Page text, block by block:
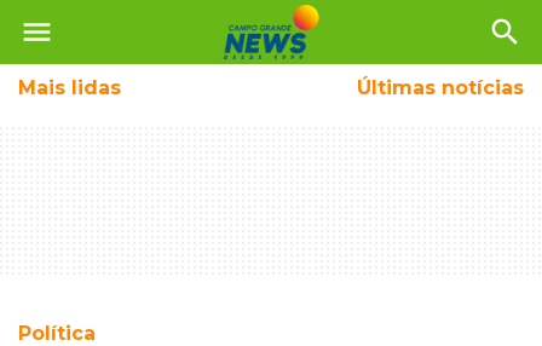
menu search
Mais lidas Últimas notícias
Política